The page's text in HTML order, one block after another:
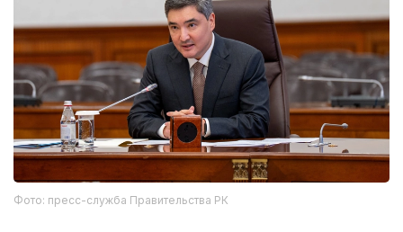
Фото: пресс-служба Правительства РК